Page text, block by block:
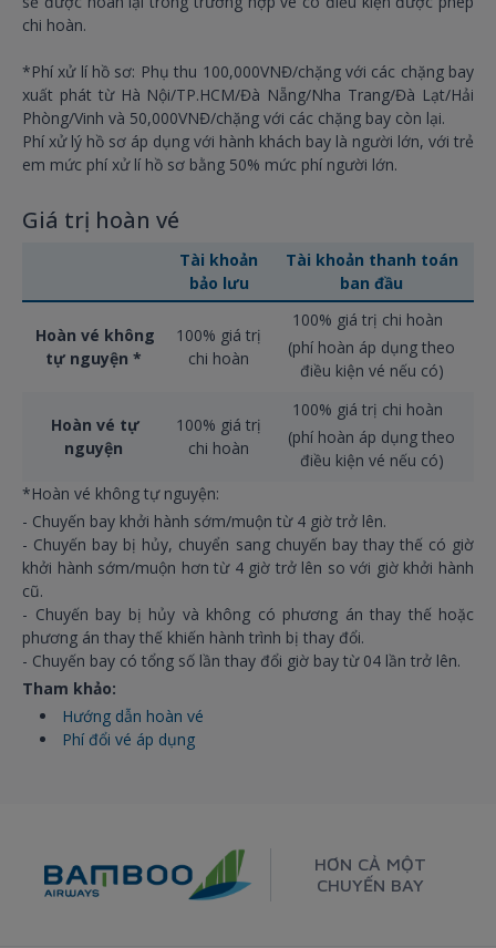
chi hoàn.
*Phí xử lí hồ sơ: Phụ thu 100,000VNĐ/chặng với các chặng bay
xuất phát từ Hà Nội/TP.HCM/Đà Nẵng/Nha Trang/Đà Lạt/Hải
Phòng/Vinh và 50,000VNĐ/chặng với các chặng bay còn lại.
Phí xử lý hồ sơ áp dụng với hành khách bay là người lớn, với trẻ
em mức phí xử lí hồ sơ bằng 50% mức phí người lớn.
Giá trị hoàn vé
Tài khoản
bảo lưu
Tài khoản thanh toán
ban đầu
Hoàn vé không
tự nguyện *
100% giá trị
chi hoàn
100% giá trị chi hoàn
(phí hoàn áp dụng theo
điều kiện vé nếu có)
Hoàn vé tự
nguyện
100% giá trị
chi hoàn
100% giá trị chi hoàn
(phí hoàn áp dụng theo
điều kiện vé nếu có)
*Hoàn vé không tự nguyện:
- Chuyến bay khởi hành sớm/muộn từ 4 giờ trở lên.
- Chuyến bay bị hủy, chuyển sang chuyến bay thay thế có giờ
khởi hành sớm/muộn hơn từ 4 giờ trở lên so với giờ khởi hành
cũ.
- Chuyến bay bị hủy và không có phương án thay thế hoặc
phương án thay thế khiến hành trình bị thay đổi.
- Chuyến bay có tổng số lần thay đổi giờ bay từ 04 lần trở lên.
Tham khảo:
Hướng dẫn hoàn vé
Phí đổi vé áp dụng
HƠN CẢ MỘT
CHUYẾN BAY